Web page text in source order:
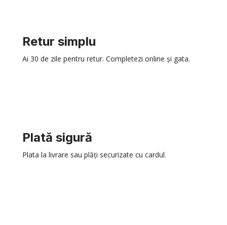
Retur simplu
Ai 30 de zile pentru retur. Completezi online și gata.
Plată sigură
Plata la livrare sau plăți securizate cu cardul.